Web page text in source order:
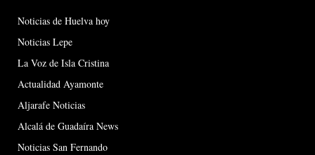
Noticias de Huelva hoy
Noticias Lepe
La Voz de Isla Cristina
Actualidad Ayamonte
Aljarafe Noticias
Alcalá de Guadaíra News
Noticias San Fernando